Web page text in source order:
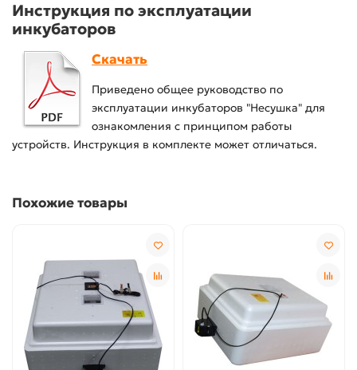
Инструкция по эксплуатации
инкубаторов
Скачать
Приведено общее руководство по
эксплуатации инкубаторов "Несушка" для
ознакомления с принципом работы
устройств. Инструкция в комплекте может отличаться.
Похожие товары